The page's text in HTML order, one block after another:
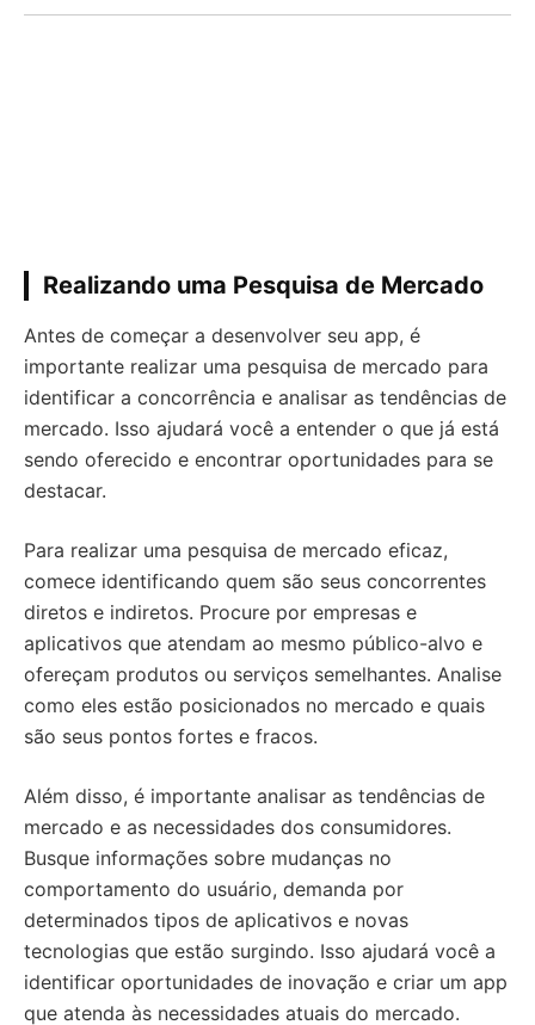
Realizando uma Pesquisa de Mercado
Antes de começar a desenvolver seu app, é
importante realizar uma pesquisa de mercado para
identificar a concorrência e analisar as tendências de
mercado. Isso ajudará você a entender o que já está
sendo oferecido e encontrar oportunidades para se
destacar.
Para realizar uma pesquisa de mercado eficaz,
comece identificando quem são seus concorrentes
diretos e indiretos. Procure por empresas e
aplicativos que atendam ao mesmo público-alvo e
ofereçam produtos ou serviços semelhantes. Analise
como eles estão posicionados no mercado e quais
são seus pontos fortes e fracos.
Além disso, é importante analisar as tendências de
mercado e as necessidades dos consumidores.
Busque informações sobre mudanças no
comportamento do usuário, demanda por
determinados tipos de aplicativos e novas
tecnologias que estão surgindo. Isso ajudará você a
identificar oportunidades de inovação e criar um app
que atenda às necessidades atuais do mercado.